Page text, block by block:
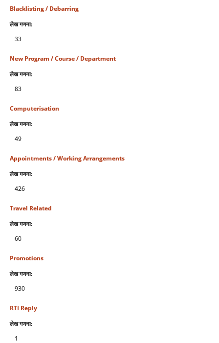
Blacklisting / Debarring
लेख गणना:
33
New Program / Course / Department
लेख गणना:
83
Computerisation
लेख गणना:
49
Appointments / Working Arrangements
लेख गणना:
426
Travel Related
लेख गणना:
60
Promotions
लेख गणना:
930
RTI Reply
लेख गणना:
1